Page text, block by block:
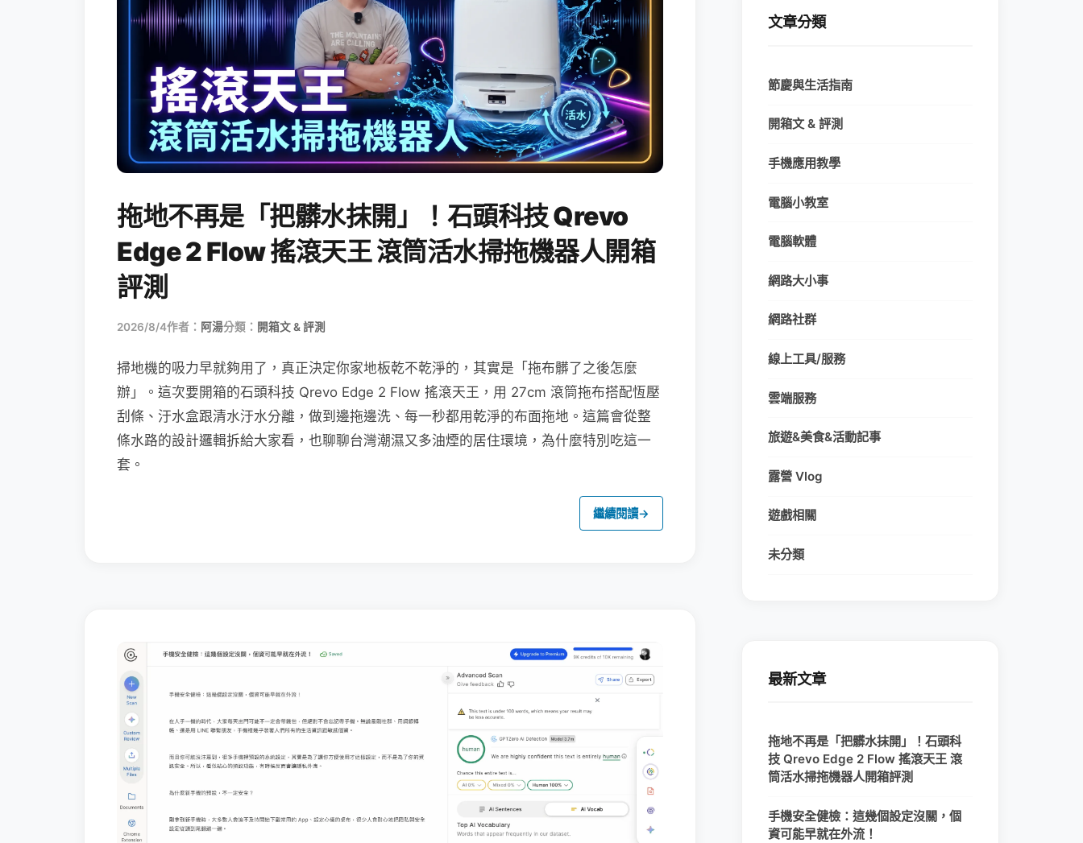
拖地不再是「把髒水抹開」！石頭科技 Qrevo
Edge 2 Flow 搖滾天王 滾筒活水掃拖機器人開箱
評測
2026/8/4作者： 阿湯分類： 開箱文 & 評測
掃地機的吸力早就夠用了，真正決定你家地板乾不乾淨的，其實是「拖布髒了之後怎麼
辦」。這次要開箱的石頭科技 Qrevo Edge 2 Flow 搖滾天王，用 27cm 滾筒拖布搭配恆壓
刮條、汙水盒跟清水汙水分離，做到邊拖邊洗、每一秒都用乾淨的布面拖地。這篇會從整
條水路的設計邏輯拆給大家看，也聊聊台灣潮濕又多油煙的居住環境，為什麼特別吃這一
套。
繼續閱讀→
文章分類
節慶與生活指南
開箱文 & 評測
手機應用教學
電腦小教室
電腦軟體
網路大小事
網路社群
線上工具/服務
雲端服務
旅遊&美食&活動記事
露營 Vlog
遊戲相關
未分類
最新文章
拖地不再是「把髒水抹開」！石頭科
技 Qrevo Edge 2 Flow 搖滾天王 滾
筒活水掃拖機器人開箱評測
手機安全健檢：這幾個設定沒關，個
資可能早就在外流！